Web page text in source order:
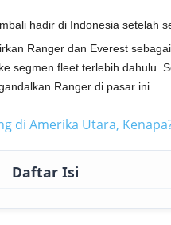
hadir di Indonesia setelah
Ranger dan Everest
segmen fleet terlebih dahulu.
Ranger di pasar ini.
di Amerika Utara,
Daftar Isi